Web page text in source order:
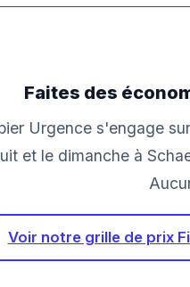
Faites des
Urgence s'engage
et le dimanche à
Voir notre grille de prix